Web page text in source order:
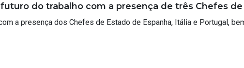
futuro do trabalho com a presença de três Chefes
com a presença dos Chefes de Estado de Espanha, Itália e Portugal,